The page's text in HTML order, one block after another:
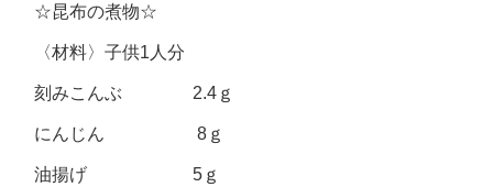
☆昆布の煮物☆
〈材料〉子供1人分
刻みこんぶ 2.4ｇ
にんじん 8ｇ
油揚げ 5ｇ